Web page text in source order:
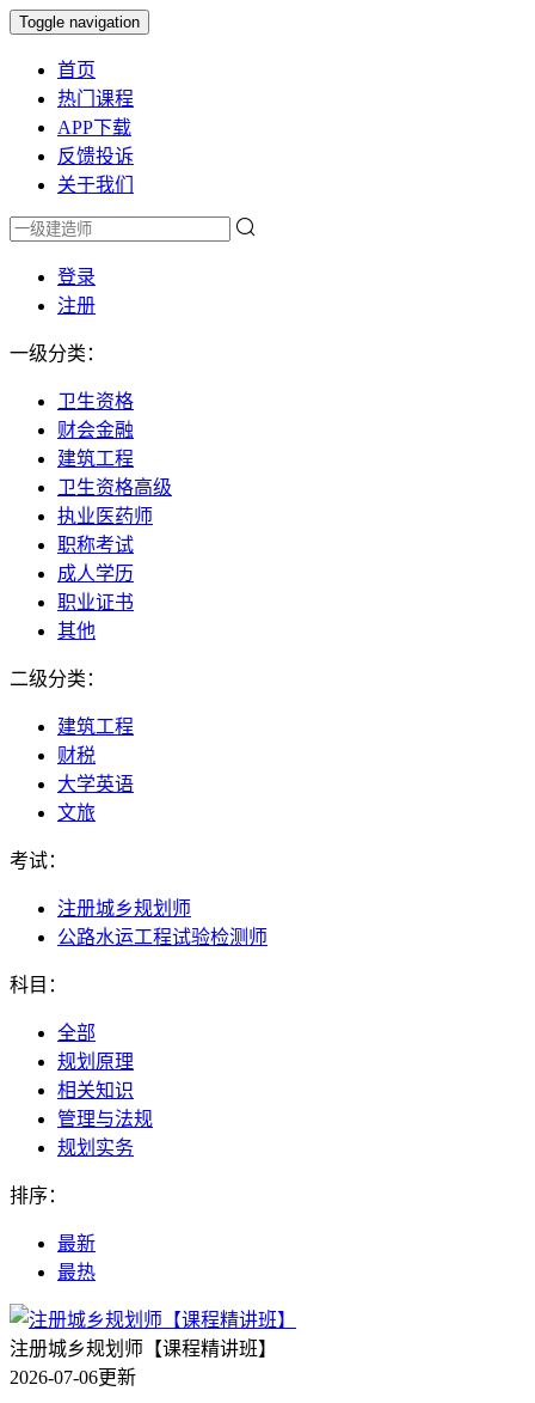
Toggle navigation
首页
热门课程
APP下载
反馈投诉
关于我们
登录
注册
一级分类：
卫生资格
财会金融
建筑工程
卫生资格高级
执业医药师
职称考试
成人学历
职业证书
其他
二级分类：
建筑工程
财税
大学英语
文旅
考试：
注册城乡规划师
公路水运工程试验检测师
科目：
全部
规划原理
相关知识
管理与法规
规划实务
排序：
最新
最热
注册城乡规划师【课程精讲班】
2026-07-06更新